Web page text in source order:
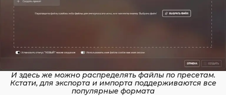
И здесь же можно распределять файлы по пресетам.
Кстати, для экспорта и импорта поддерживаются все
популярные формата